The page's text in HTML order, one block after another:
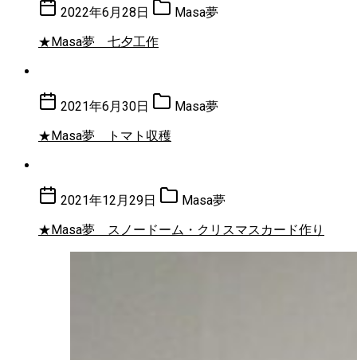
2022年6月28日
Masa夢
★Masa夢 七夕工作
2021年6月30日
Masa夢
★Masa夢 トマト収穫
2021年12月29日
Masa夢
★Masa夢 スノードーム・クリスマスカード作り